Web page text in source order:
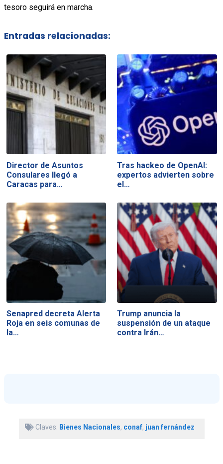
tesoro seguirá en marcha.
Entradas relacionadas:
Director de Asuntos
Consulares llegó a
Caracas para…
Tras hackeo de OpenAI:
expertos advierten sobre
el…
Senapred decreta Alerta
Roja en seis comunas de
la…
Trump anuncia la
suspensión de un ataque
contra Irán…
Claves: Bienes Nacionales, conaf, juan fernández